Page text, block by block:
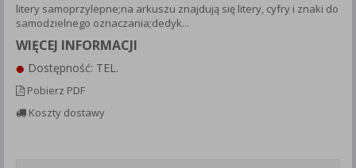
litery samoprzylepne;na arkuszu znajdują się litery, cyfry i znaki do
samodzielnego oznaczania;dedyk...
WIĘCEJ INFORMACJI
Dostępność: TEL.
Pobierz PDF
Koszty dostawy
Każda Państwa zgoda jest dobrowolna i można ją w dowolnym
momencie wycofać.
Polityka prywatności (rozwiń)
Klauzula Informacyjna (rozwiń)
Lista Zaufanych Partnerów (rozwiń)